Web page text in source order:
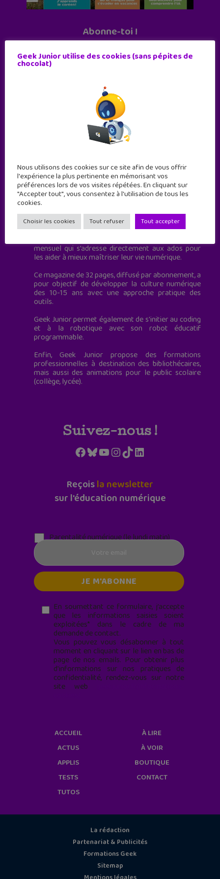
Abonne-toi !
Geek Junior est le premier site de culture numérique
à destination des adolescents.
mensuel qui s’adresse directement aux ados pour
les aider à mieux maîtriser leur vie numérique.
Ce magazine de 32 pages, diffusé par abonnement, a
pour objectif de développer la culture numérique
des 10-15 ans avec une approche pratique des
outils.
Geek Junior permet également de s'initier au coding
et à la robotique avec son robot éducatif
programmable.
Enfin, Geek Junior propose des formations
professionnelles à destination des bibliothécaires,
mais aussi des animations pour le public scolaire
(collège, lycée).
Suivez-nous !
Facebook
Bluesky
YouTube
Instagram
TikTokLinkedIn
Reçoisla newsletter
sur l'éducation numérique
Parentalité numérique (le lundi matin)
En soumettant ce formulaire, j’accepte
que les informations saisies soient
exploitées* dans le cadre de ma
demande de contact.
Vous pouvez vous désabonner à tout
moment en cliquant sur le lien en bas de
page de nos emails. Pour obtenir plus
d'informations sur nos pratiques de
confidentialité, rendez-vous sur notre
site web
Geek Junior utilise des cookies (sans pépites de
chocolat)
Nous utilisons des cookies sur ce site afin de vous offrir
l'expérience la plus pertinente en mémorisant vos
préférences lors de vos visites répétées. En cliquant sur
"Accepter tout", vous consentez à l'utilisation de tous les
cookies.
Choisir les cookies Tout refuser Tout accepter
ACCUEIL
ACTUS
APPLIS
TESTS
TUTOS
À LIRE
À VOIR
BOUTIQUE
CONTACT
La rédaction
Partenariat & Publicités
Formations Geek
Sitemap